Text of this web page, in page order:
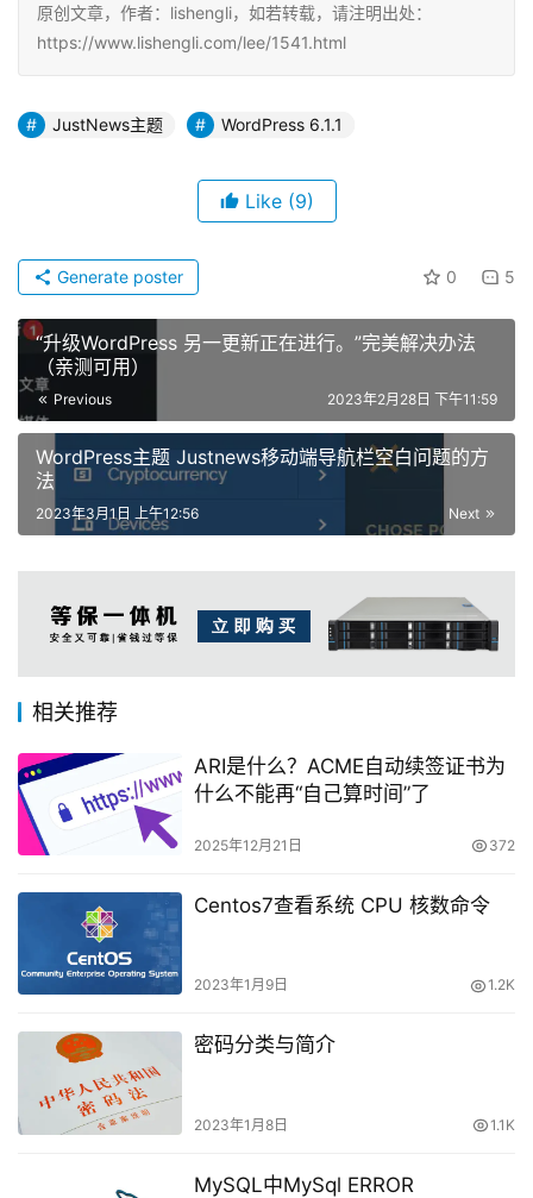
原创文章，作者：lishengli，如若转载，请注明出处：
https://www.lishengli.com/lee/1541.html
JustNews主题 WordPress 6.1.1
Like (9)
0 5
Generate poster
“升级WordPress 另一更新正在进行。”完美解决办法
（亲测可用）
Previous 2023年2月28日 下午11:59
WordPress主题 Justnews移动端导航栏空白问题的方
法
Next
2023年3月1日 上午12:56
相关推荐
ARI是什么？ACME自动续签证书为
什么不能再“自己算时间”了
2025年12月21日 372
Centos7查看系统 CPU 核数命令
2023年1月9日 1.2K
密码分类与简介
2023年1月8日 1.1K
MySQL中MySql ERROR